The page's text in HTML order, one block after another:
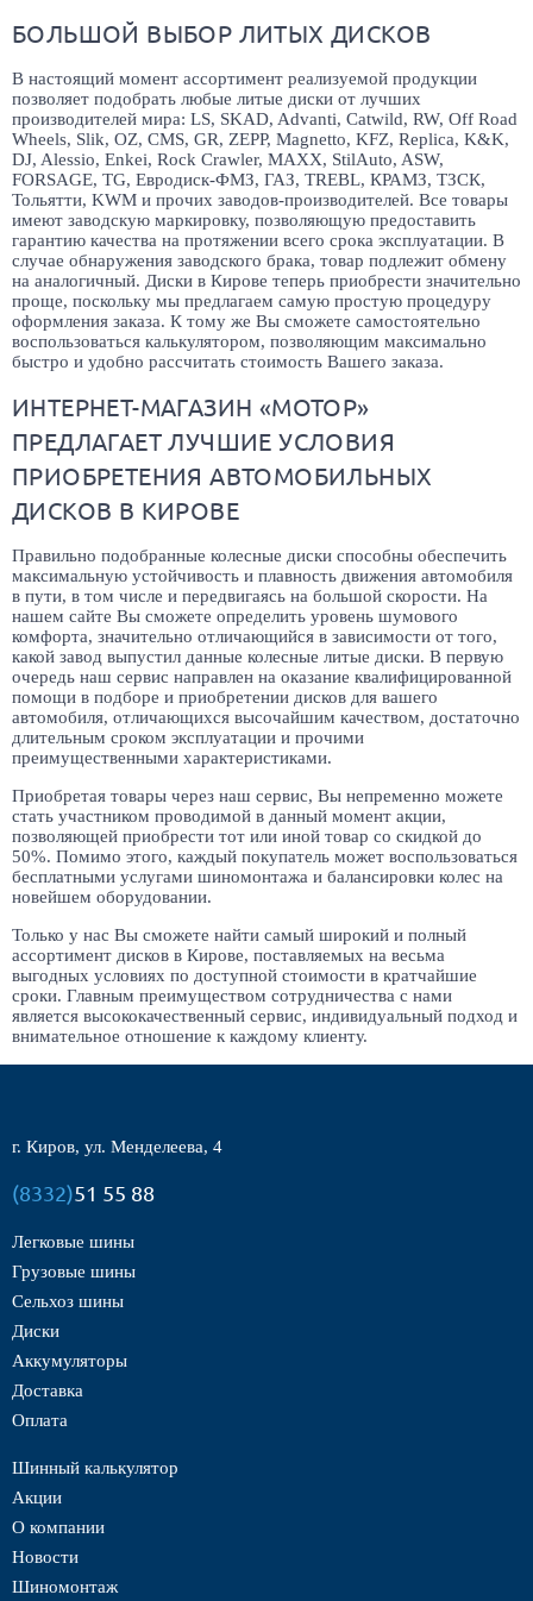
БОЛЬШОЙ ВЫБОР ЛИТЫХ ДИСКОВ
В настоящий момент ассортимент реализуемой продукции
позволяет подобрать любые литые диски от лучших
производителей мира: LS, SKAD, Advanti, Catwild, RW, Off Road
Wheels, Slik, OZ, CMS, GR, ZEPP, Magnetto, KFZ, Replica, K&K,
DJ, Alessio, Enkei, Rock Crawler, MAXX, StilAuto, ASW,
FORSAGE, TG, Евродиск-ФМЗ, ГАЗ, TREBL, КРАМЗ, ТЗСК,
Тольятти, KWM и прочих заводов-производителей. Все товары
имеют заводскую маркировку, позволяющую предоставить
гарантию качества на протяжении всего срока эксплуатации. В
случае обнаружения заводского брака, товар подлежит обмену
на аналогичный. Диски в Кирове теперь приобрести значительно
проще, поскольку мы предлагаем самую простую процедуру
оформления заказа. К тому же Вы сможете самостоятельно
воспользоваться калькулятором, позволяющим максимально
быстро и удобно рассчитать стоимость Вашего заказа.
ИНТЕРНЕТ-МАГАЗИН «МОТОР»
ПРЕДЛАГАЕТ ЛУЧШИЕ УСЛОВИЯ
ПРИОБРЕТЕНИЯ АВТОМОБИЛЬНЫХ
ДИСКОВ В КИРОВЕ
Правильно подобранные колесные диски способны обеспечить
максимальную устойчивость и плавность движения автомобиля
в пути, в том числе и передвигаясь на большой скорости. На
нашем сайте Вы сможете определить уровень шумового
комфорта, значительно отличающийся в зависимости от того,
какой завод выпустил данные колесные литые диски. В первую
очередь наш сервис направлен на оказание квалифицированной
помощи в подборе и приобретении дисков для вашего
автомобиля, отличающихся высочайшим качеством, достаточно
длительным сроком эксплуатации и прочими
преимущественными характеристиками.
Приобретая товары через наш сервис, Вы непременно можете
стать участником проводимой в данный момент акции,
позволяющей приобрести тот или иной товар со скидкой до
50%. Помимо этого, каждый покупатель может воспользоваться
бесплатными услугами шиномонтажа и балансировки колес на
новейшем оборудовании.
Только у нас Вы сможете найти самый широкий и полный
ассортимент дисков в Кирове, поставляемых на весьма
выгодных условиях по доступной стоимости в кратчайшие
сроки. Главным преимуществом сотрудничества с нами
является высококачественный сервис, индивидуальный подход и
внимательное отношение к каждому клиенту.
г. Киров, ул. Менделеева, 4
(8332)51 55 88
Легковые шины
Грузовые шины
Сельхоз шины
Диски
Аккумуляторы
Доставка
Оплата
Шинный калькулятор
Акции
О компании
Новости
Шиномонтаж